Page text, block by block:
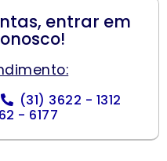
entrar em
(31) 3622 - 1312
- 6177